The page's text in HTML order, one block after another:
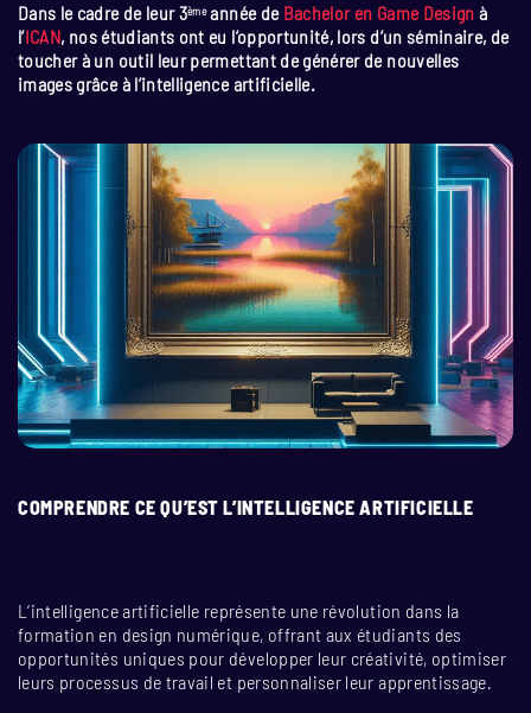
Dans le cadre de leur 3èmeannée de Bachelor en Game Design à
l’ICAN, nos étudiants ont eu l’opportunité, lors d’un séminaire, de
toucher à un outil leur permettant de générer de nouvelles
images grâce à l’intelligence artificielle.
COMPRENDRE CE QU’EST L’INTELLIGENCE ARTIFICIELLE
L’intelligence artificielle représente une révolution dans la
formation en design numérique, offrant aux étudiants des
opportunités uniques pour développer leur créativité, optimiser
leurs processus de travail et personnaliser leur apprentissage.